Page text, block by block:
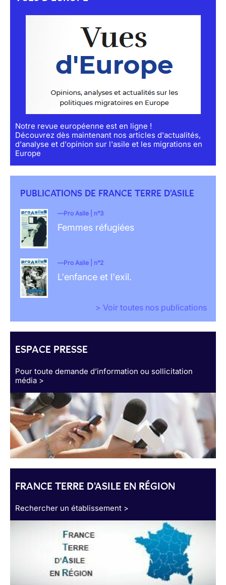
Notre revue européenne est en ligne !
Découvrez dès maintenant nos articles d'actualités,
d'analyse et d'opinion sur l'asile et les migrations en
Europe
PUBLICATIONS DE FRANCE TERRE D'ASILE
Pro Asile | n°3
Femmes réfugiées
Pro Asile | n°2
L'enfance et l'exil.
> Voir toutes nos publications
ESPACE PRESSE
Pour toute demande d’information ou sollicitation
média >
FRANCE TERRE D'ASILE EN RÉGION
Rechercher un établissement >